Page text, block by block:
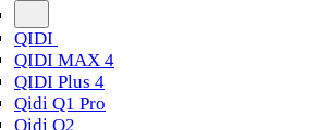
QIDI
QIDI MAX 4
QIDI Plus 4
Qidi Q1 Pro
Qidi Q2